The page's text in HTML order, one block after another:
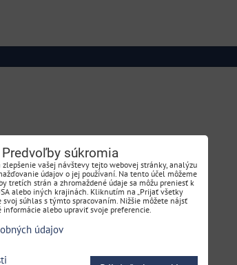
Predvoľby súkromia
zlepšenie vašej návštevy tejto webovej stránky, analýzu
údajov o jej používaní. Na tento účel môžeme
tretích strán a zhromaždené údaje sa môžu preniesť k
alebo iných krajinách. Kliknutím na „Prijať všetky
svoj súhlas s týmto spracovaním. Nižšie môžete nájsť
informácie alebo upraviť svoje preferencie.
údajov